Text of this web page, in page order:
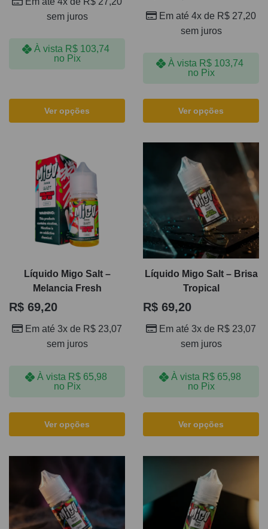
sem juros
À vista R$ 103,74
no Pix
Ver opções
Em até 4x de R$ 27,20
sem juros
À vista R$ 103,74
no Pix
Ver opções
Líquido Migo Salt –
Melancia Fresh
R$ 69,20
Em até 3x de R$ 23,07
sem juros
À vista R$65,98
no Pix
Ver opções
Líquido Migo Salt – Brisa
Tropical
R$ 69,20
Em até 3x de R$ 23,07
sem juros
À vista R$65,98
no Pix
Ver opções